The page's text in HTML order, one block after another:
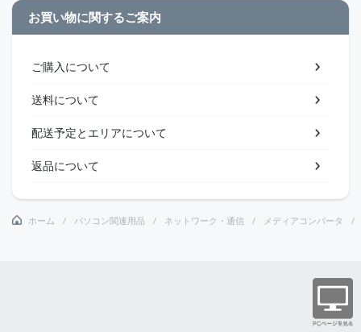
お買い物に関するご案内
ご購入について
送料について
配送予定とエリアについて
返品について
ホーム パソコン関連用品 ネットワーク・通信 メディアコンバータ